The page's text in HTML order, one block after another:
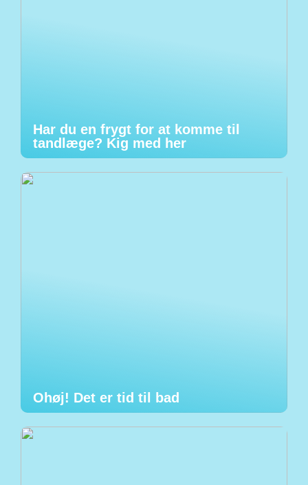
Har du en frygt for at komme til
tandlæge? Kig med her
Ohøj! Det er tid til bad